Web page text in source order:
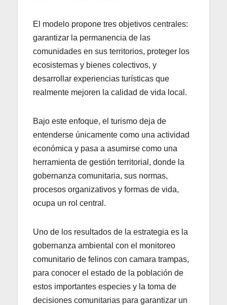
El modelo propone tres objetivos centrales:
garantizar la permanencia de las
comunidades en sus territorios, proteger los
ecosistemas y bienes colectivos, y
desarrollar experiencias turísticas que
realmente mejoren la calidad de vida local.
Bajo este enfoque, el turismo deja de
entenderse únicamente como una actividad
económica y pasa a asumirse como una
herramienta de gestión territorial, donde la
gobernanza comunitaria, sus normas,
procesos organizativos y formas de vida,
ocupa un rol central.
Uno de los resultados de la estrategia es la
gobernanza ambiental con el monitoreo
comunitario de felinos con camara trampas,
para conocer el estado de la población de
estos importantes especies y la toma de
decisiones comunitarias para garantizar un